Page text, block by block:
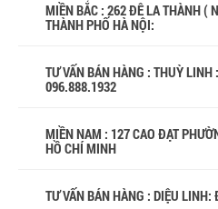
MIỀN BẮC : 262 ĐÊ LA THÀNH (
THÀNH PHỐ HÀ NỘI:
TƯ VẤN BÁN HÀNG : THUỲ
096.888.1932
MIỀN NAM : 127 CAO ĐẠT
HỒ CHÍ MINH
TƯ VẤN BÁN HÀNG : DIỆU LINH: